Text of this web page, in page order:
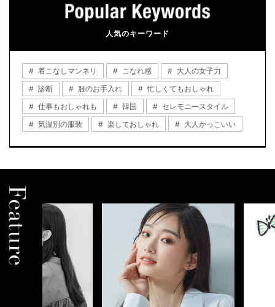
人気のキーワード
着こなしマンネリ こなれ感
大人の女子力
診断
服のお手入れ
忙しくてもおしゃれ
仕事もおしゃれも
韓国
セレモニースタイル
気温別の服装
楽しておしゃれ 大人かっこいい